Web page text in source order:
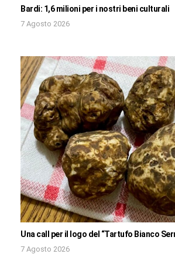
Bardi: 1,6 milioni per i nostri beni culturali
7 Agosto 2026
Una call per il logo del “Tartufo Bianco
7 Agosto 2026